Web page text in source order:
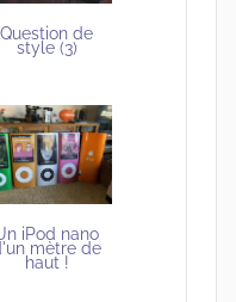
Question de
style (3)
iPod nano
mètre de
haut !